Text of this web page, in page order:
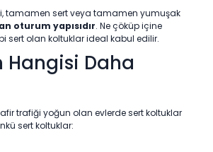
tamamen sert veya tamamen yumuşak
oturum yapısıdır. Ne çöküp içine
sert olan koltuklar ideal kabul edilir.
Hangisi Daha
trafiği yoğun olan evlerde sert koltuklar
sert koltuklar: